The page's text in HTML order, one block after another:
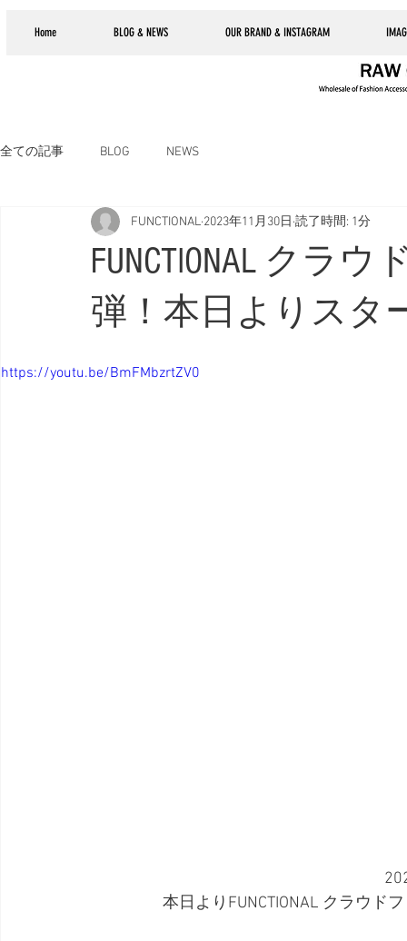
Home BLOG & NEWS OUR BRAND & INSTAGRAM
全ての記事 BLOG NEWS
FUNCTIONAL クラ
弾！本日よりスタ
FUNCTIONAL 2023年11月30日 読了時間: 1分
https://youtu.be/BmFMbzrtZV0
本日よりFUNCTIONAL クラウド